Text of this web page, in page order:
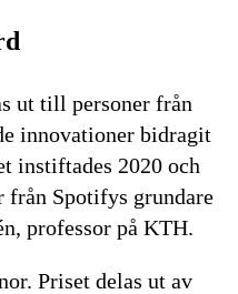
ut till personer från
innovationer bidragit
instiftades 2020 och
Spotifys grundare
professor på KTH.
Priset delas ut av